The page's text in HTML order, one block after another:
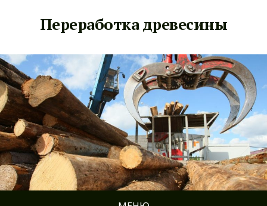
Переработка древесины